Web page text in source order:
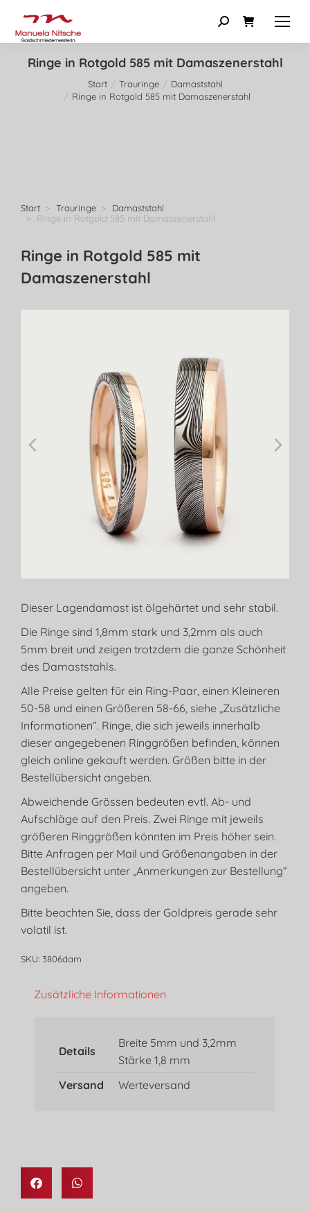
Ringe in Rotgold 585 mit Damaszenerstahl
Sie befinden sich hier:
Start Trauringe
Damaststahl
Ringe in Rotgold 585 mit Damaszenerstahl
Sie befinden sich hier:
Start Trauringe
Damaststahl
Ringe in Rotgold 585 mit Damaszenerstahl
Ringe in Rotgold 585 mit
Damaszenerstahl
Dieser Lagendamast ist ölgehärtet und sehr stabil.
Die Ringe sind 1,8mm stark und 3,2mm als auch
5mm breit und zeigen trotzdem die ganze Schönheit
des Damaststahls.
Alle Preise gelten für ein Ring-Paar, einen Kleineren
50-58 und einen Größeren 58-66, siehe „Zusätzliche
Informationen“. Ringe, die sich jeweils innerhalb
dieser angegebenen Ringgrößen befinden, können
gleich online gekauft werden. Größen bitte in der
Bestellübersicht angeben.
Abweichende Grössen bedeuten evtl. Ab- und
Aufschläge auf den Preis. Zwei Ringe mit jeweils
größeren Ringgrößen könnten im Preis höher sein.
Bitte Anfragen per Mail und Größenangaben in der
Bestellübersicht unter „Anmerkungen zur Bestellung“
angeben.
Bitte beachten Sie, dass der Goldpreis gerade sehr
volatil ist.
SKU: 3806dam
Zusätzliche Informationen
Details
Breite 5mm und 3,2mm
Stärke 1,8 mm
Versand
Werteversand